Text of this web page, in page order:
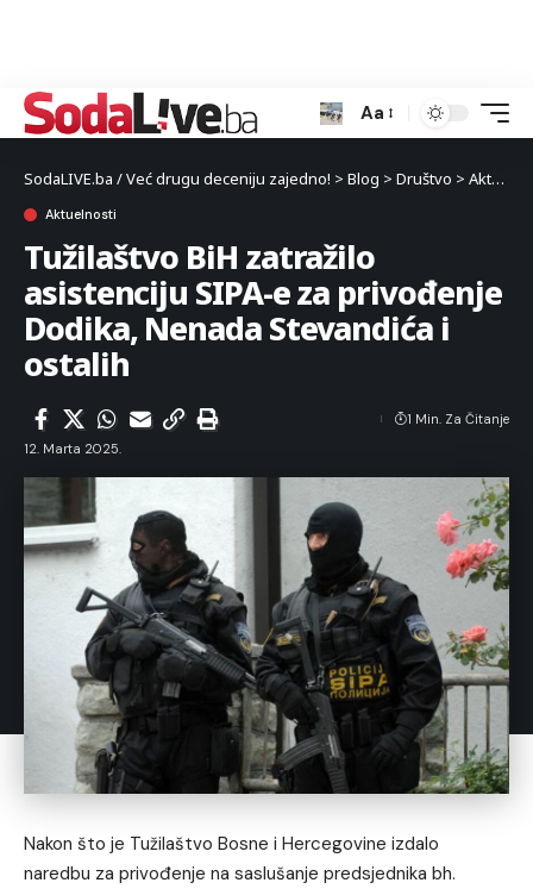
Aa
SodaLIVE.ba / Već drugu deceniju zajedno! > Blog > Društvo > Aktuelnosti
Aktuelnosti
Tužilaštvo BiH zatražilo
asistenciju SIPA-e za privođenje
Dodika, Nenada Stevandića i
ostalih
12. Marta 2025.
1 Min. Za Čitanje
Nakon što je Tužilaštvo Bosne i Hercegovine izdalo
naredbu za privođenje na saslušanje predsjednika bh.